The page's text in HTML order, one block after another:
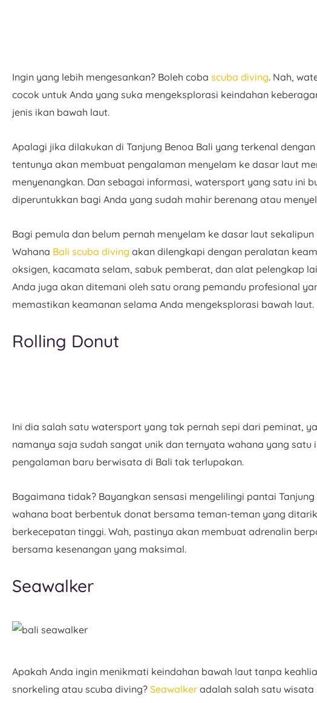
Ingin yang lebih mengesankan? Boleh coba scuba diving. Nah,
cocok untuk Anda yang suka mengeksplorasi keindahan
jenis ikan bawah laut.
Apalagi jika dilakukan di Tanjung Benoa Bali yang terkenal
tentunya akan membuat pengalaman menyelam ke dasar laut
menyenangkan. Dan sebagai informasi, watersport yang satu ini
diperuntukkan bagi Anda yang sudah mahir berenang atau
Bagi pemula dan belum pernah menyelam ke dasar laut
Wahana Bali scuba diving akan dilengkapi dengan peralatan
oksigen, kacamata selam, sabuk pemberat, dan alat pelengkap
Anda juga akan ditemani oleh satu orang pemandu profesional
memastikan keamanan selama Anda mengeksplorasi bawah laut.
Rolling Donut
Ini dia salah satu watersport yang tak pernah sepi dari peminat,
namanya saja sudah sangat unik dan ternyata wahana yang satu
pengalaman baru berwisata di Bali tak terlupakan.
Bagaimana tidak? Bayangkan sensasi mengelilingi pantai
wahana boat berbentuk donat bersama teman-teman yang
berkecepatan tinggi. Wah, pastinya akan membuat adrenalin
bersama kesenangan yang maksimal.
Seawalker
Apakah Anda ingin menikmati keindahan bawah laut tanpa
snorkeling atau scuba diving? Seawalker adalah salah satu